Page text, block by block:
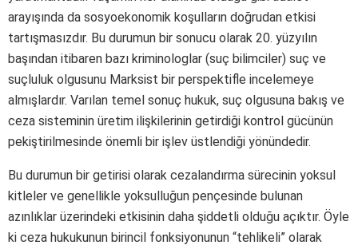
arayışında da sosyoekonomik koşulların doğrudan etkisi
tartışmasızdır. Bu durumun bir sonucu olarak 20. yüzyılın
başından itibaren bazı kriminologlar (suç bilimciler) suç ve
suçluluk olgusunu Marksist bir perspektifle incelemeye
almışlardır. Varılan temel sonuç hukuk, suç olgusuna bakış ve
ceza sisteminin üretim ilişkilerinin getirdiği kontrol gücünün
pekiştirilmesinde önemli bir işlev üstlendiği yönündedir.
Bu durumun bir getirisi olarak cezalandırma sürecinin yoksul
kitleler ve genellikle yoksulluğun pençesinde bulunan
azınlıklar üzerindeki etkisinin daha şiddetli olduğu açıktır. Öyle
ki ceza hukukunun birincil fonksiyonunun “tehlikeli” olarak